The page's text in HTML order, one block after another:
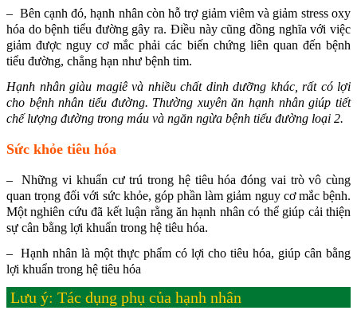
– Bên cạnh đó, hạnh nhân còn hỗ trợ giảm viêm và giảm stress oxy
hóa do bệnh tiểu đường gây ra. Điều này cũng đồng nghĩa với việc
giảm được nguy cơ mắc phải các biến chứng liên quan đến bệnh
tiểu đường, chẳng hạn như bệnh tim.
Hạnh nhân giàu magiê và nhiều chất dinh dưỡng khác, rất có lợi
cho bệnh nhân tiểu đường. Thường xuyên ăn hạnh nhân giúp tiết
chế lượng đường trong máu và ngăn ngừa bệnh tiểu đường loại 2.
Sức khỏe tiêu hóa
– Những vi khuẩn cư trú trong hệ tiêu hóa đóng vai trò vô cùng
quan trọng đối với sức khỏe, góp phần làm giảm nguy cơ mắc bệnh.
Một nghiên cứu đã kết luận rằng ăn hạnh nhân có thể giúp cải thiện
sự cân bằng lợi khuẩn trong hệ tiêu hóa.
– Hạnh nhân là một thực phẩm có lợi cho tiêu hóa, giúp cân bằng
lợi khuẩn trong hệ tiêu hóa
Lưu ý: Tác dụng phụ của hạnh nhân